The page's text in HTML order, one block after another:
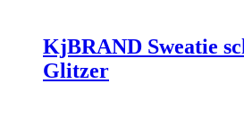
KjBRAND Sweatie
Glitzer